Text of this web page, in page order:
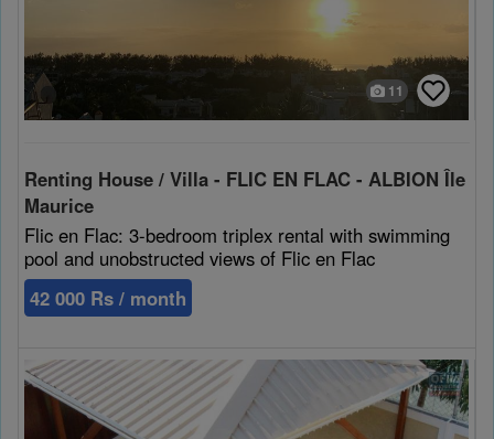
11
Renting House / Villa - FLIC EN FLAC - ALBION Île
Maurice
Flic en Flac: 3-bedroom triplex rental with swimming
pool and unobstructed views of Flic en Flac
42 000 Rs / month